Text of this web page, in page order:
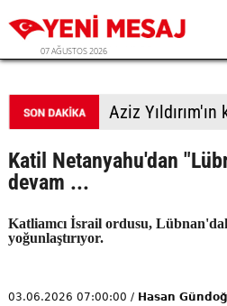
07 AĞUSTOS 2026
Katil Netanyahu'dan
devam ...
Katliamcı İsrail ordusu,
yoğunlaştırıyor.
03.06.2026 07:00:00 / Hasan